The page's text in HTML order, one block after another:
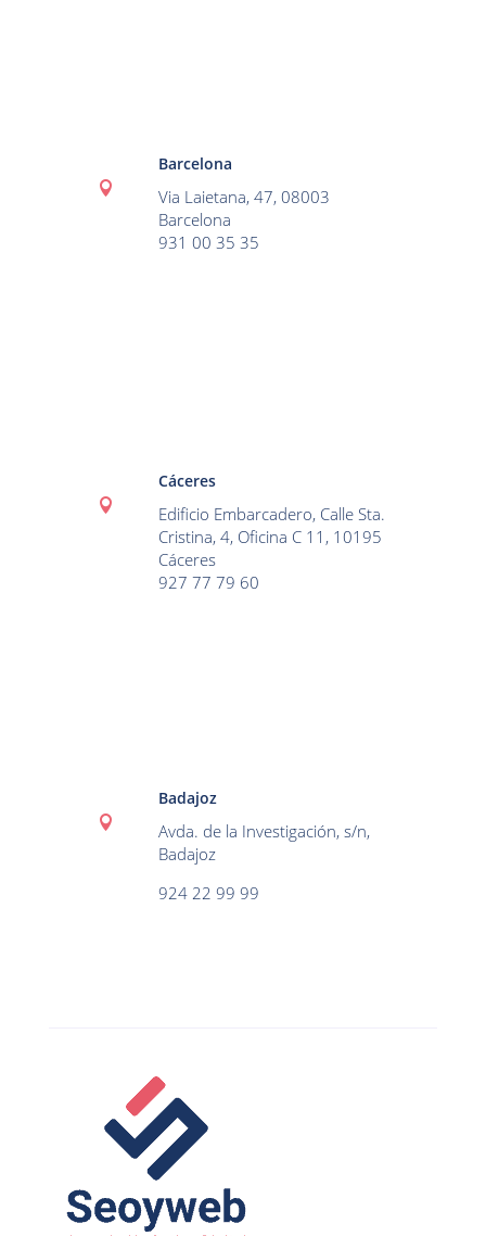

Barcelona
Via Laietana, 47, 08003
Barcelona
931 00 35 35

Cáceres
Edificio Embarcadero, Calle Sta.
Cristina, 4, Oficina C 11, 10195
Cáceres
927 77 79 60

Badajoz
Avda. de la Investigación, s/n,
Badajoz
924 22 99 99